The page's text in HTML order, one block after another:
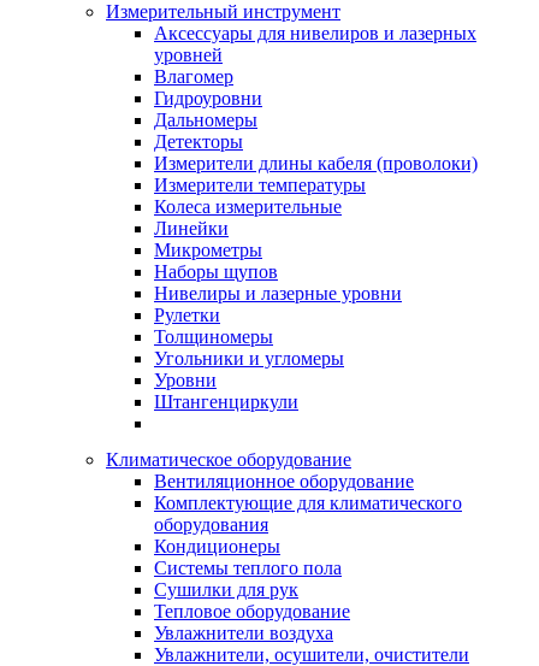
Измерительный инструмент
Аксессуары для нивелиров и лазерных
уровней
Влагомер
Гидроуровни
Дальномеры
Детекторы
Измерители длины кабеля (проволоки)
Измерители температуры
Колеса измерительные
Линейки
Микрометры
Наборы щупов
Нивелиры и лазерные уровни
Рулетки
Толщиномеры
Угольники и угломеры
Уровни
Штангенциркули
Климатическое оборудование
Вентиляционное оборудование
Комплектующие для климатического
оборудования
Кондиционеры
Системы теплого пола
Сушилки для рук
Тепловое оборудование
Увлажнители воздуха
Увлажнители, осушители, очистители